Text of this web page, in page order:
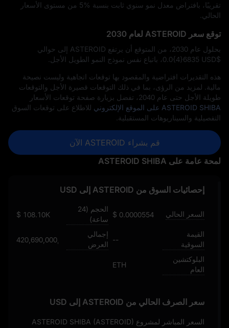
تقريبًا، بافتراض معدل نمو سنوي ثابت بنسبة %5 من مستوى الأسعار
الحالي.
توقع سعر ASTEROID لعام 2030
بحلول عام 2030، من المتوقع أن يرتفع ASTEROID إلى حوالي
$‎0.0{4}6835 USD، باتباع نفس نموذج النمو الطويل الأجل.
هذه التقديرات افتراضية والمقصود بها توقعات اتجاهية وليست نصيحة
مالية. لمزيد من الرؤى، بما في ذلك التوقعات قصيرة الأجل والتوقعات
طويلة الأجل حتى عام 2040، تفضل بزيارة صفحة توقعات الأسعار
ASTEROID SHIBA على الموقع الإلكتروني
للاطلاع على توقعات السوق
التفصيلية والسيناريوهات المستقبلية.
قم بشراء ASTEROID الآن
لمحة عامة على ASTEROID SHIBA
إحصائيات السوق من ASTEROID إلى USD
السعر الحالي
$ 0.00005545771124364568132
الحجم (24
ساعة)
$ 108.10K
القيمة
السوقية
--
إجمالي
العرض
420,690,000,000
البلوكتشين
العام
ETH
سعر الصرف الحالي من ASTEROID إلى USD
السعر المباشر لمشروع ASTEROID SHIBA (ASTEROID)